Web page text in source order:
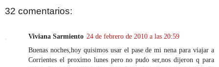
32 comentarios:
Viviana Sarmiento 24 de febrero de 2010 a las 20:59
Buenas noches,hoy quisimos usar el pase de mi nena para viajar a
Corrientes el proximo lunes pero no pudo ser,nos dijeron q para